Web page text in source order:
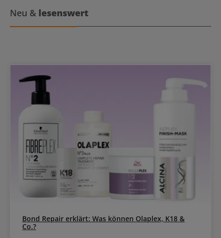
Neu & lesenswert
Bond Repair erklärt: Was können Olaplex, K18 &
Co.?